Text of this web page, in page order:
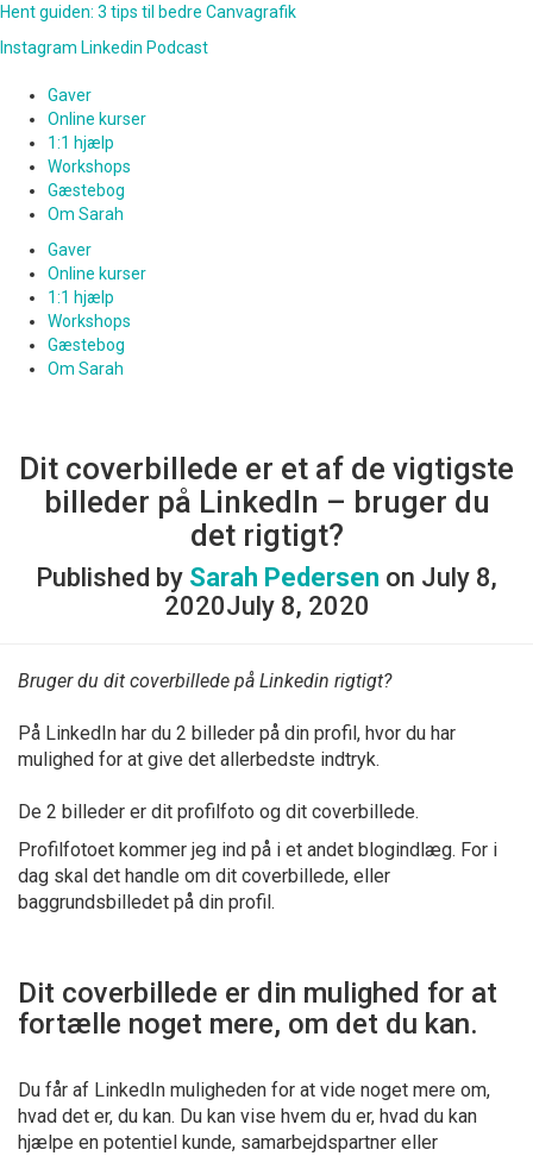
Hent guiden: 3 tips til bedre Canvagrafik
Instagram Linkedin Podcast
Gaver
Online kurser
1:1 hjælp
Workshops
Gæstebog
Om Sarah
Gaver
Online kurser
1:1 hjælp
Workshops
Gæstebog
Om Sarah
Dit coverbillede er et af de vigtigste
billeder på LinkedIn – bruger du
det rigtigt?
Published by Sarah Pedersen on July 8,
2020July 8, 2020
Bruger du dit coverbillede på Linkedin rigtigt?
På LinkedIn har du 2 billeder på din profil, hvor du har
mulighed for at give det allerbedste indtryk.
De 2 billeder er dit profilfoto og dit coverbillede.
Profilfotoet kommer jeg ind på i et andet blogindlæg. For i
dag skal det handle om dit coverbillede, eller
baggrundsbilledet på din profil.
Dit coverbillede er din mulighed for at
fortælle noget mere, om det du kan.
Du får af LinkedIn muligheden for at vide noget mere om,
hvad det er, du kan. Du kan vise hvem du er, hvad du kan
hjælpe en potentiel kunde, samarbejdspartner eller